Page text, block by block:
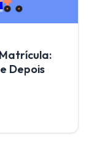
Depois